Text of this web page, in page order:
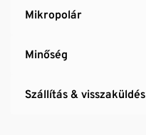
Mikropolár
Minőség
Szállítás & visszaküldés